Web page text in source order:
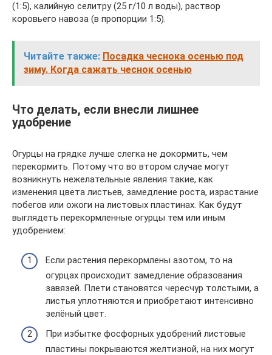
(1:5), калийную селитру (25 г/10 л воды), раствор
коровьего навоза (в пропорции 1:5).
Читайте также: Посадка чеснока осенью под
зиму. Когда сажать чеснок осенью
Что делать, если внесли лишнее
удобрение
Огурцы на грядке лучше слегка не докормить, чем
перекормить. Потому что во втором случае могут
возникнуть нежелательные явления такие, как
изменения цвета листьев, замедление роста, израстание
побегов или ожоги на листовых пластинах. Как будут
выглядеть перекормленные огурцы тем или иным
удобрением:
Если растения перекормлены азотом, то на
огурцах происходит замедление образования
завязей. Плети становятся чересчур толстыми, а
листья уплотняются и приобретают интенсивно
зелёный цвет.
При избытке фосфорных удобрений листовые
пластины покрываются желтизной, на них могут